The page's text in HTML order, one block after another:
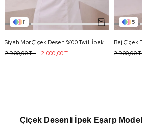
11
Siyah Mor Çiçek Desen %100 Twill İpek Eşarp 4204 - 89
2.000,00 TL
2.900,00 TL
5
2.900,00
Çiçek Desenli İpek Eşarp